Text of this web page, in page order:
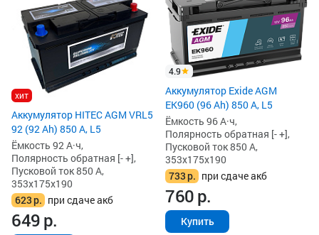
хит
Аккумулятор HITEC AGM VRL5
92 (92 Ah) 850 А, L5
Ёмкость 92 А·ч,
Полярность обратная [- +],
Пусковой ток 850 А,
353x175x190
623р. при сдаче акб
649р.
4.9
Аккумулятор Exide AGM
EK960 (96 Ah) 850 А, L5
Ёмкость 96 А·ч,
Полярность обратная [- +],
Пусковой ток 850 А,
353x175x190
733р. при сдаче акб
760р.
Купить